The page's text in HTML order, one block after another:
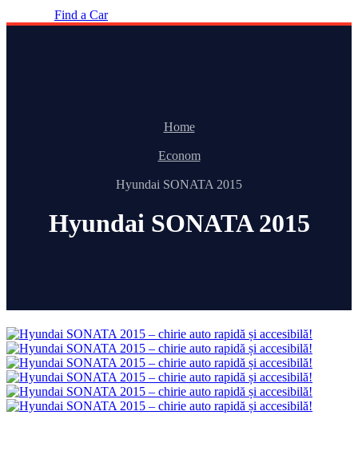
Find a Car
Home
Econom
Hyundai SONATA 2015
Hyundai SONATA 2015